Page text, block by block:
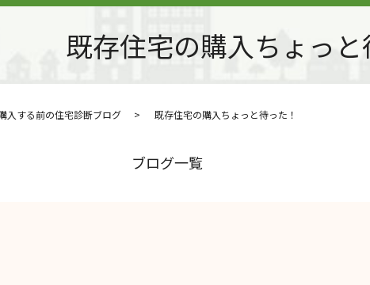
既存住宅の購入ちょっと
入する前の住宅診断ブログ 既存住宅の購入ちょっと待った！
ブログ一覧